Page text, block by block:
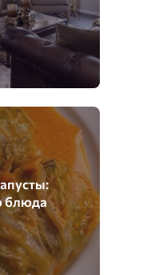
блюда